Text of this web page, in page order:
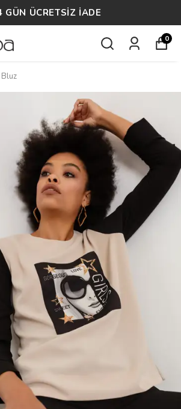
GÜN ÜCRETSİZ İADE
0
Bluz